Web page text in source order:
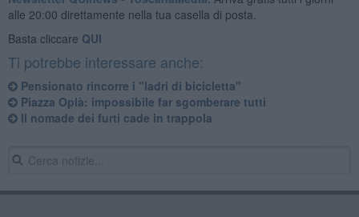
alle 20:00 direttamente nella tua casella di posta.
Basta cliccare QUI
Ti potrebbe interessare anche:
Pensionato rincorre i "ladri di bicicletta"
Piazza Oplà: impossibile far sgomberare tutti
Il nomade dei furti cade in trappola